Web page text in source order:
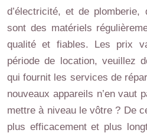
d’électricité, et de
sont des matériels
qualité et fiables. Les prix
période de location, veuillez
qui fournit les services de
nouveaux appareils n’en vaut
mettre à niveau le vôtre ? De
plus efficacement et plus